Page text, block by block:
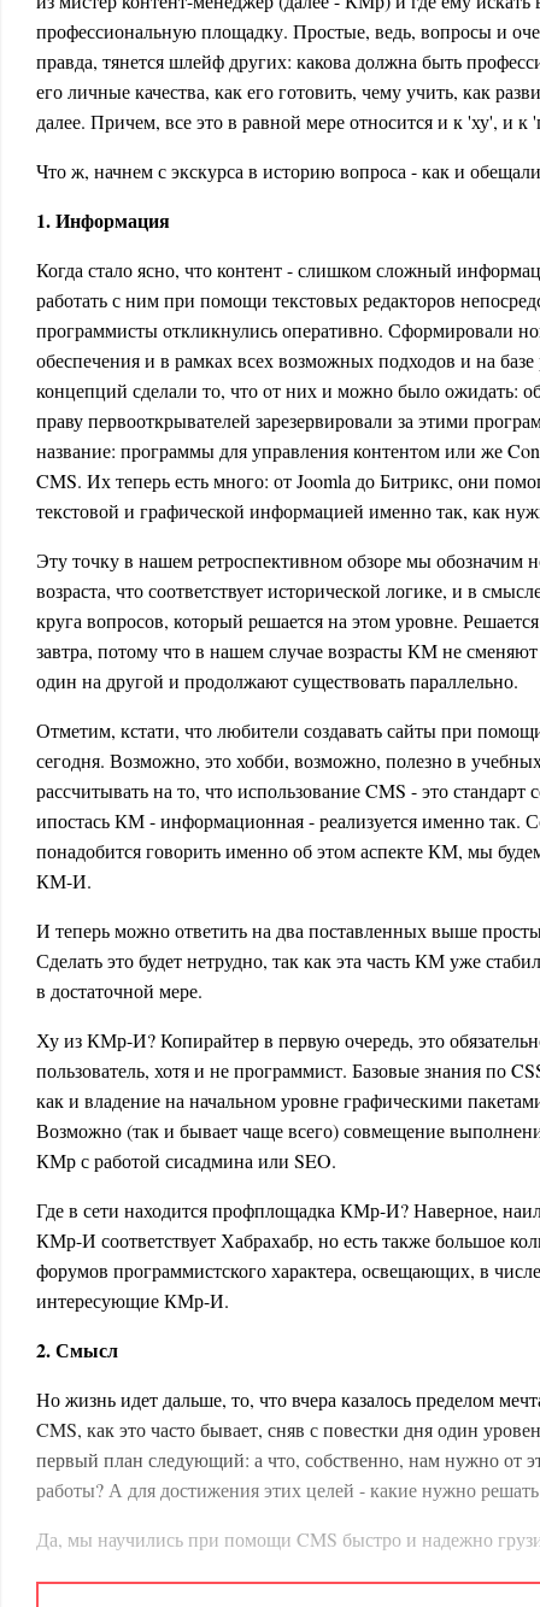
профессиональную площадку. Простые, ведь, вопросы и
правда, тянется шлейф других: какова должна быть
его личные качества, как его готовить, чему учить, как
далее. Причем, все это в равной мере относится и к 'ху', и к
Что ж, начнем с экскурса в историю вопроса - как и
1. Информация
Когда стало ясно, что контент - слишком сложный
работать с ним при помощи текстовых редакторов
программисты откликнулись оперативно. Сформировали
обеспечения и в рамках всех возможных подходов и на
концепций сделали то, что от них и можно было ожидать:
праву первооткрывателей зарезервировали за этими
название: программы для управления контентом или же
CMS. Их теперь есть много: от Joomlа до Битрикс, они
текстовой и графической информацией именно так, как
Эту точку в нашем ретроспективном обзоре мы обозначим
возраста, что соответствует исторической логике, и в
круга вопросов, который решается на этом уровне.
завтра, потому что в нашем случае возрасты КМ не
один на другой и продолжают существовать параллельно.
Отметим, кстати, что любители создавать сайты при
сегодня. Возможно, это хобби, возможно, полезно в
рассчитывать на то, что использование CMS - это стандарт
ипостась КМ - информационная - реализуется именно так.
понадобится говорить именно об этом аспекте КМ, мы
КМ-И.
И теперь можно ответить на два поставленных выше
Сделать это будет нетрудно, так как эта часть КМ уже
в достаточной мере.
Ху из КМр-И? Копирайтер в первую очередь, это
пользователь, хотя и не программист. Базовые знания по
как и владение на начальном уровне графическими
Возможно (так и бывает чаще всего) совмещение
КМр с работой сисадмина или SEO.
Где в сети находится профплощадка КМр-И? Наверное,
КМр-И соответствует Хабрахабр, но есть также большое
форумов программистского характера, освещающих, в
интересующие КМр-И.
2. Смысл
Но жизнь идет дальше, то, что вчера казалось пределом
CMS, как это часто бывает, сняв с повестки дня один
первый план следующий: а что, собственно, нам нужно от
работы? А для достижения этих целей - какие нужно
Да, мы научились при помощи CMS быстро и надежно